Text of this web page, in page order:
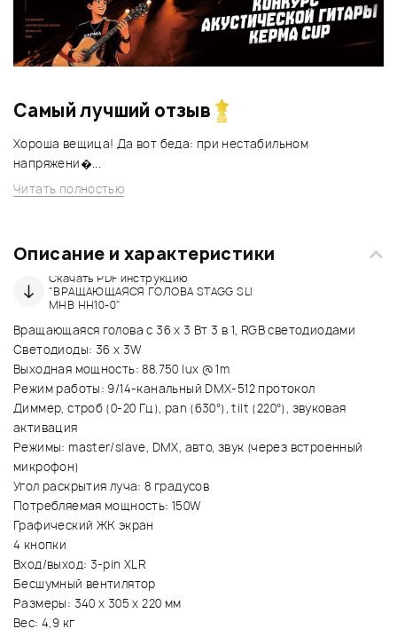
Самый лучший отзыв
Хороша вещица! Да вот беда: при нестабильном
напряжени�...
Читать полностью
Описание и характеристики
Скачать PDF инструкцию
"ВРАЩАЮЩАЯСЯ ГОЛОВА STAGG SLI
MHB HH10-0"
Вращающаяся голова с 36 х 3 Вт 3 в 1, RGB светодиодами
Светодиоды: 36 х 3W
Выходная мощность: 88.750 lux @ 1m
Режим работы: 9/14-канальный DMX-512 протокол
Диммер, строб (0-20 Гц), pan (630°), tilt (220°), звуковая
активация
Режимы: master/slave, DMX, авто, звук (через встроенный
микрофон)
Угол раскрытия луча: 8 градусов
Потребляемая мощность: 150W
Графический ЖК экран
4 кнопки
Вход/выход: 3-pin XLR
Бесшумный вентилятор
Размеры: 340 х 305 х 220 мм
Вес: 4,9 кг